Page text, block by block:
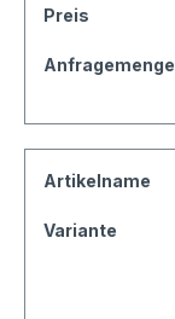
Preis
Anfragemenge
Artikelname
Variante